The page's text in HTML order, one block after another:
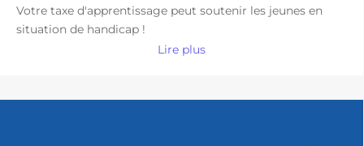
Votre taxe d'apprentissage peut soutenir les jeunes en
situation de handicap !
Lire plus